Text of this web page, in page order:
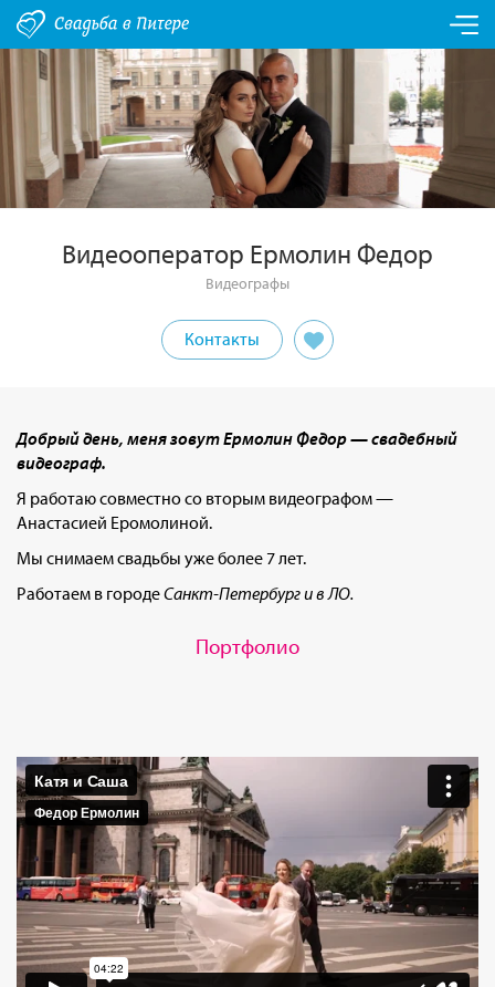
Видеооператор Ермолин Федор
Видеографы
Контакты
Добрый день, меня зовут Ермолин Федор — свадебный
видеограф.
Я работаю совместно со вторым видеографом —
Анастасией Еромолиной.
Мы снимаем свадьбы уже более 7 лет.
Работаем в городеСанкт-Петербург и в ЛО.
Портфолио